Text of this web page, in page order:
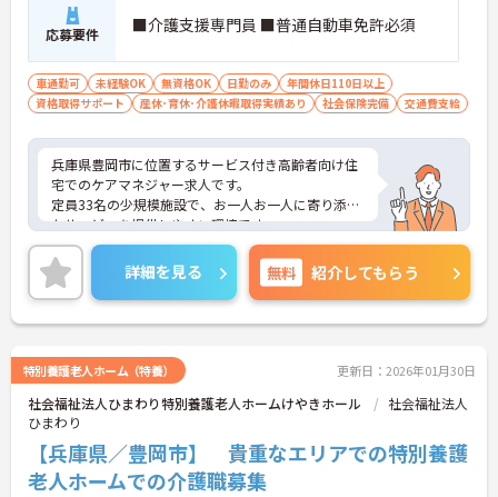
応募要件 ■介護支援専門員 ■普通自動車免許必須
車通勤可 未経験OK 無資格OK 日勤のみ
年間休日110日以上
資格取得サポート
産休･育休･介護休暇取得実績あり 社会保険完備 交通費支給
兵庫県豊岡市に位置するサービス付き高齢者向け住
宅でのケアマネジャー求人です。
定員33名の少規模施設で、お一人お一人に寄り添っ
たサービスを提供しやすい環境です。
ご興味ある方には、面接対策ポイントなど、さらに
詳細をお話しいたしますのでお気軽にご相談くださ
い！
詳細を見る 無料 紹介してもらう
特別養護老人ホーム（特養） 更新日：2026年01月30日
社会福祉法人ひまわり特別養護老人ホームけやきホール
社会福祉法人
ひまわり
【兵庫県／豊岡市】 貴重なエリアでの特別養護
老人ホームでの介護職募集